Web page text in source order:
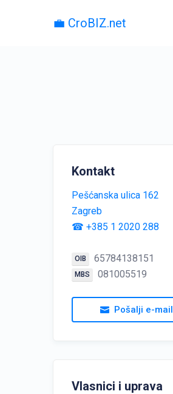
💼 CroBIZ.net
Kontakt
Pešćanska ulica 162
Zagreb
☎ +385 1 2020 288
OIB 65784138151
MBS 081005519
Pošalji e-mail
Vlasnici i uprava